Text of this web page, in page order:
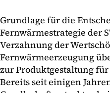
Grundlage für die
Fernwärmestrategie der
Verzahnung der
Fernwärmeerzeugung
zur Produktgestaltung
Bereits seit einigen